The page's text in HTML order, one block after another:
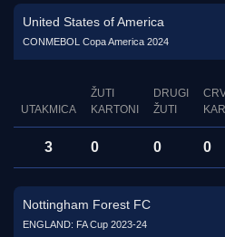
United States of America
CONMEBOL Copa America 2024
UTAKMICA
ŽUTI
KARTONI
DRUGI
ŽUTI
3 0 0 0
Nottingham Forest FC
ENGLAND: FA Cup 2023-24